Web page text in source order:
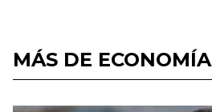
MÁS DE ECONOMÍA